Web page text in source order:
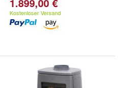
Kostenloser Versand